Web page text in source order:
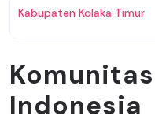
Kabupaten Kolaka Timur
Indonesia